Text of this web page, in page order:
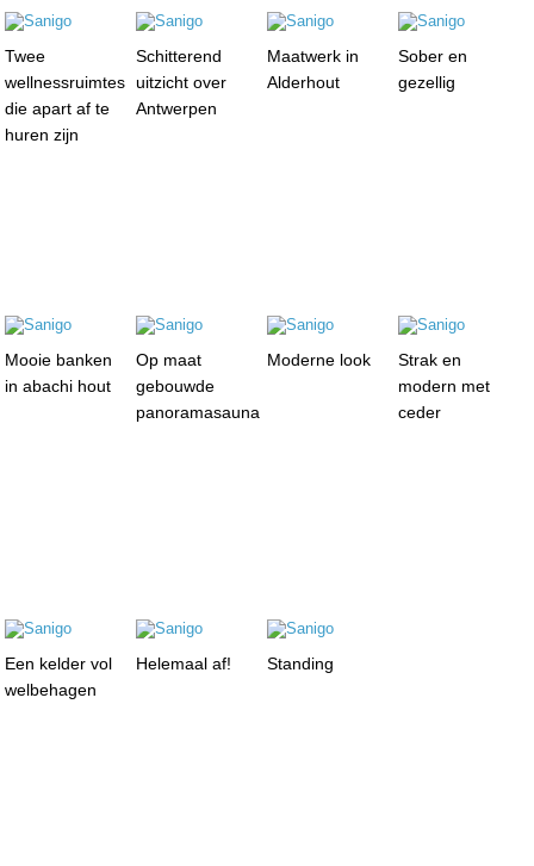
Twee
wellnessruimtes
die apart af te
huren zijn
Schitterend
uitzicht over
Antwerpen
Maatwerk in
Alderhout
Sober en
gezellig
Mooie banken
in abachi hout
Op maat
gebouwde
panoramasauna
Moderne look
Strak en
modern met
ceder
Een kelder vol
welbehagen
Helemaal af! Standing